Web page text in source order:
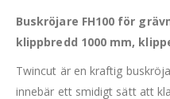
Buskröjare FH100 för
klippbredd 1000 mm,
Twincut är en kraftig
innebär ett smidigt sätt att